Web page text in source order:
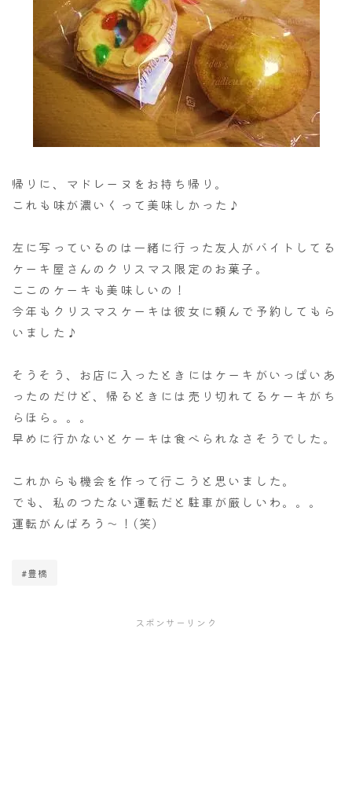
帰りに、マドレーヌをお持ち帰り。
これも味が濃いくって美味しかった♪
左に写っているのは一緒に行った友人がバイトしてる
ケーキ屋さんのクリスマス限定のお菓子。
ここのケーキも美味しいの！
今年もクリスマスケーキは彼女に頼んで予約してもら
いました♪
そうそう、お店に入ったときにはケーキがいっぱいあ
ったのだけど、帰るときには売り切れてるケーキがち
らほら。。。
早めに行かないとケーキは食べられなさそうでした。
これからも機会を作って行こうと思いました。
でも、私のつたない運転だと駐車が厳しいわ。。。
運転がんばろう～！(笑)
#豊橋
スポンサーリンク